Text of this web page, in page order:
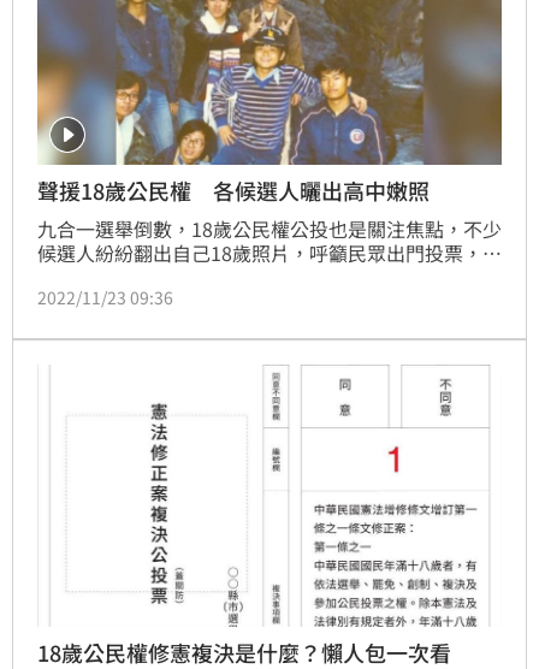
聲援18歲公民權 各候選人曬出高中嫩照
九合一選舉倒數，18歲公民權公投也是關注焦點，不少
候選人紛紛翻出自己18歲照片，呼籲民眾出門投票，不
候選人許淑華18歲嫩照曝光，不少網友驚呼根本「凍
2022/11/23 09:36
18歲公民權修憲複決是什麼？懶人包一次看